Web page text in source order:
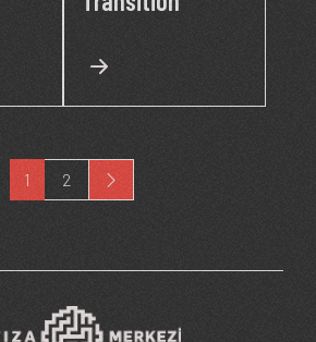
Şu an kullanılan sayfa
1 Page
2